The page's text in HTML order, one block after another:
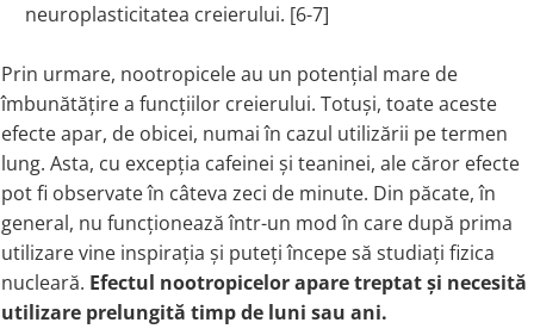
neuroplasticitatea creierului. [6-7]
Prin urmare, nootropicele au un potențial mare de
îmbunătățire a funcțiilor creierului. Totuși, toate aceste
efecte apar, de obicei, numai în cazul utilizării pe termen
lung. Asta, cu excepția cafeinei și teaninei, ale căror efecte
pot fi observate în câteva zeci de minute. Din păcate, în
general, nu funcționează într-un mod în care după prima
utilizare vine inspirația și puteți începe să studiați fizica
nucleară. Efectul nootropicelor apare treptat și necesită
utilizare prelungită timp de luni sau ani.